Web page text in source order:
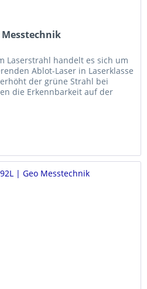
Messtechnik
Laserstrahl handelt es sich um
Ablot-Laser in Laserklasse
der grüne Strahl bei
die Erkennbarkeit auf der